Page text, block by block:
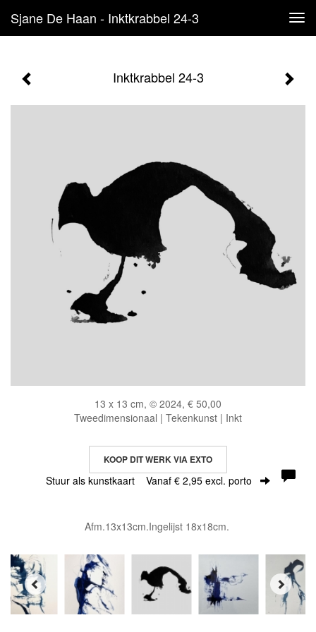
Sjane De Haan - Inktkrabbel 24-3
Inktkrabbel 24-3
13 x 13 cm, © 2024, € 50,00
Tweedimensionaal | Tekenkunst | Inkt
KOOP DIT WERK VIA EXTO
Stuur als kunstkaart Vanaf € 2,95 excl. porto
Afm.13x13cm.Ingelijst 18x18cm.